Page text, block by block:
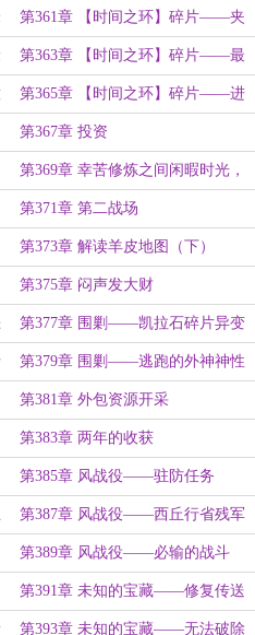
入山涧
第361章 【时间之环】碎片——夹
层空间
第363章 【时间之环】碎片——最
终试炼
第365章 【时间之环】碎片——进
化的德鲁伊之书
第367章 投资
第369章 幸苦修炼之间闲暇时光，
阿尔普岛宴会的邀请函的消息
第371章 第二战场
第373章 解读羊皮地图（下）
第375章 闷声发大财
第377章 围剿——凯拉石碎片异变
第379章 围剿——逃跑的外神神性
第381章 外包资源开采
第383章 两年的收获
第385章 风战役——驻防任务
第387章 风战役——西丘行省残军
第389章 风战役——必输的战斗
（下）
第391章 未知的宝藏——修复传送
阵
第393章 未知的宝藏——无法破除